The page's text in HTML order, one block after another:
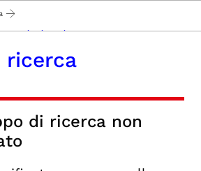
- pagina in aggiornamento -
ricerca
di ricerca non